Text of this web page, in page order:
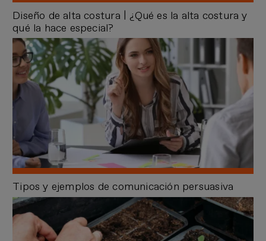
Diseño de alta costura | ¿Qué es la alta costura y
qué la hace especial?
Tipos y ejemplos de comunicación persuasiva